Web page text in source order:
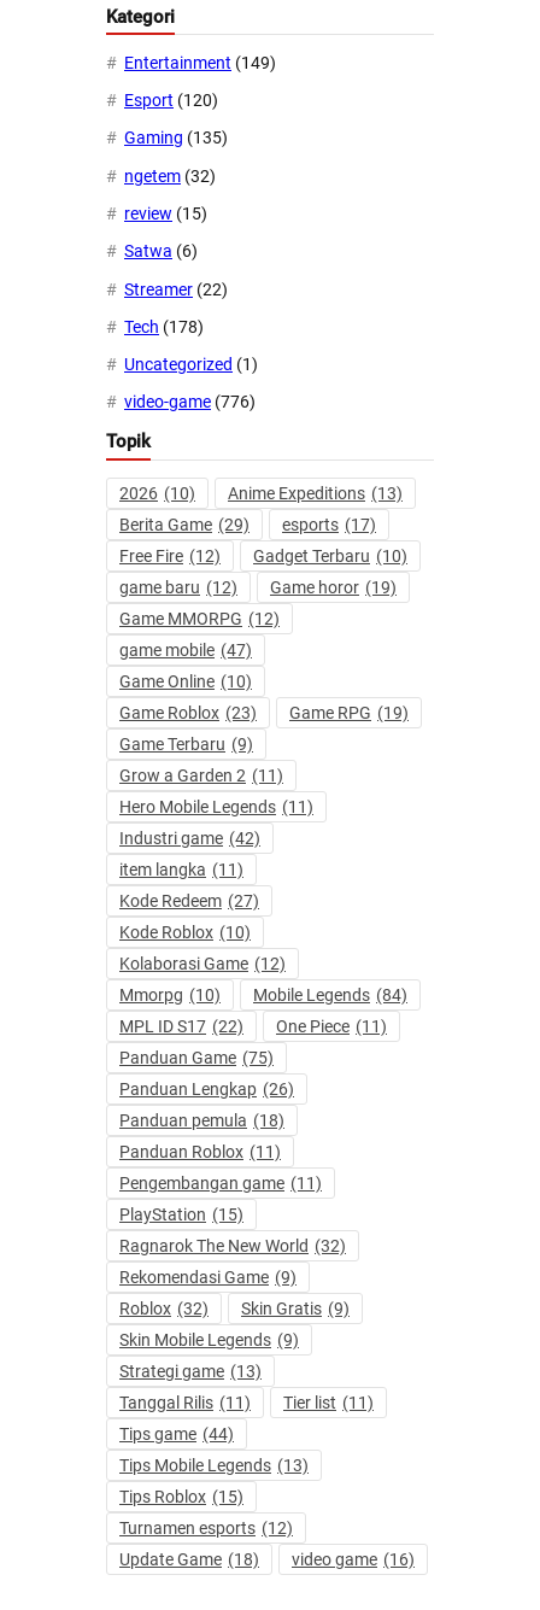
Kategori
Entertainment (149)
Esport (120)
Gaming (135)
ngetem (32)
review (15)
Satwa (6)
Streamer (22)
Tech (178)
Uncategorized (1)
video-game (776)
Topik
2026 (10) Anime Expeditions (13)
Berita Game (29) esports (17)
Free Fire (12) Gadget Terbaru (10)
game baru (12) Game horor (19)
Game MMORPG (12)
game mobile (47)
Game Online (10)
Game Roblox (23) Game RPG (19)
Game Terbaru (9)
Grow a Garden 2 (11)
Hero Mobile Legends (11)
Industri game (42)
item langka (11)
Kode Redeem (27)
Kode Roblox (10)
Kolaborasi Game (12)
Mmorpg (10) Mobile Legends (84)
MPL ID S17 (22) One Piece (11)
Panduan Game (75)
Panduan Lengkap (26)
Panduan pemula (18)
Panduan Roblox (11)
Pengembangan game (11)
PlayStation (15)
Ragnarok The New World (32)
Rekomendasi Game (9)
Roblox (32) Skin Gratis (9)
Skin Mobile Legends (9)
Strategi game (13)
Tanggal Rilis (11) Tier list (11)
Tips game (44)
Tips Mobile Legends (13)
Tips Roblox (15)
Turnamen esports (12)
Update Game (18) video game (16)